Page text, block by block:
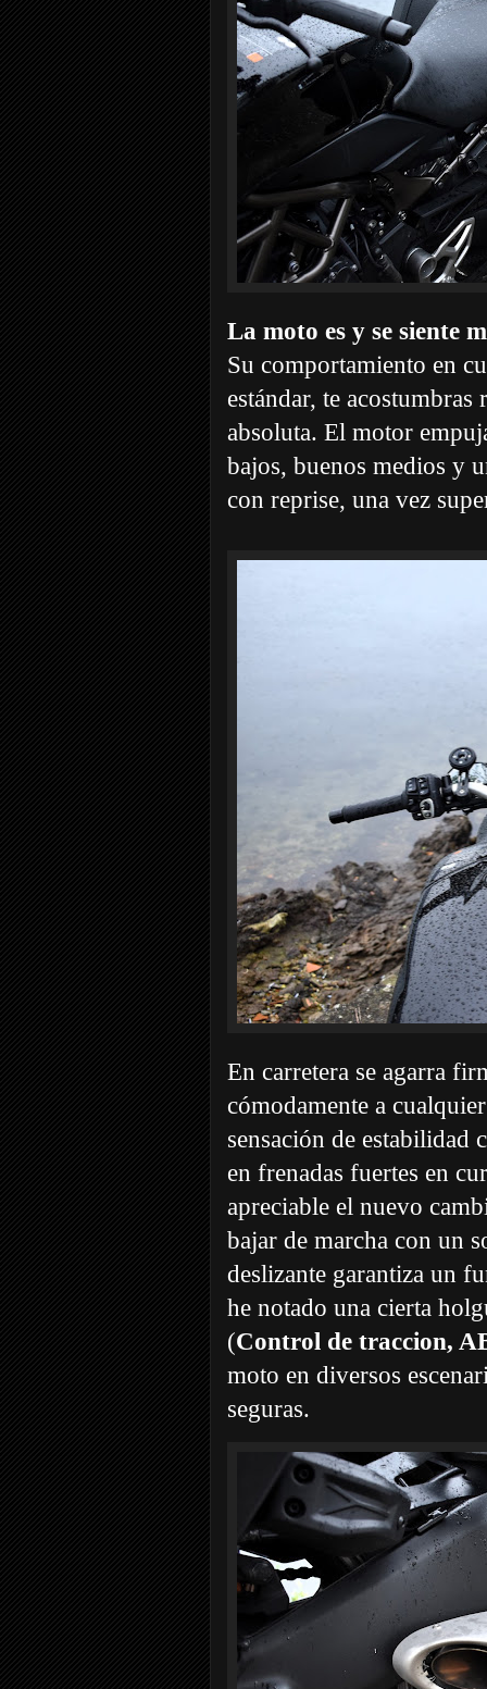
La moto es y se siente
Su comportamiento en
estándar, te
absoluta. El motor
bajos, buenos medios y
con reprise, una vez
En carretera se agarra
cómodamente a
sensación de estabilidad
en frenadas fuertes en
apreciable el nuevo
bajar de marcha con un
deslizante garantiza un
he notado una cierta
(Control de traccion,
moto en diversos
seguras.